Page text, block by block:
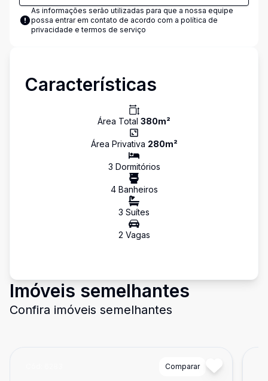
As informações serão utilizadas para que a nossa equipe
possa entrar em contato de acordo com a política de
privacidade e termos de serviço
Características
Área Total 380m²
Área Privativa 280m²
3 Dormitórios
4Banheiros
3 Suítes
2 Vagas
Imóveis semelhantes
Confira imóveis semelhantes
Comparar